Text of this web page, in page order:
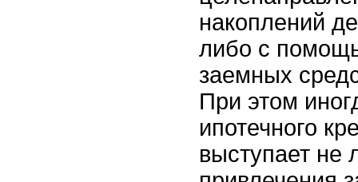
накоплений
либо с
заемных
При этом
ипотечного
выступает